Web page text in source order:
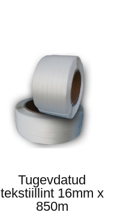
Tugevdatud
tekstiillint 16mm x
850m